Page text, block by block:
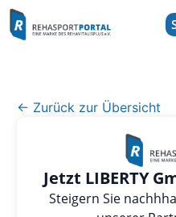
← Zurück zur Übersicht
Jetzt LIBERTY
Steigern Sie